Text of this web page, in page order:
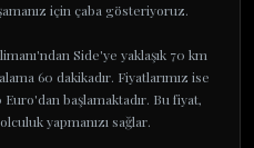
için çaba gösteriyoruz.
Side'ye yaklaşık 70 km
60 dakikadır. Fiyatlarımız ise
Euro'dan başlamaktadır. Bu fiyat,
yapmanızı sağlar.